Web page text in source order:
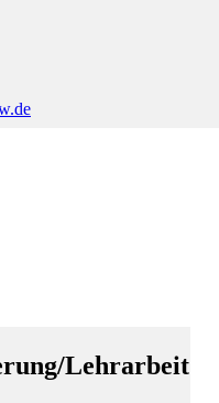
Lehrarbeit